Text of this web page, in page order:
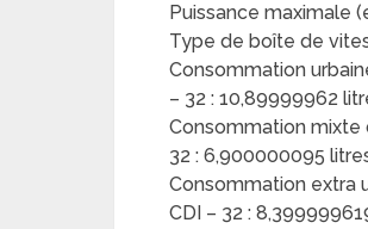
Puissance maximale
Type de boîte de
Consommation
– 32 : 10,89999962
Consommation mixte
32 : 6,900000095
Consommation extra
CDI – 32 :